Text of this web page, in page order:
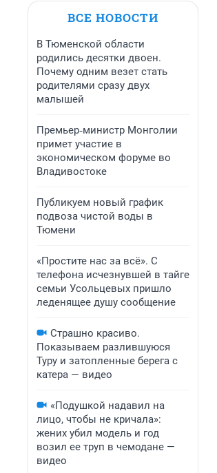
ВСЕ НОВОСТИ
В Тюменской области
родились десятки двоен.
Почему одним везет стать
родителями сразу двух
малышей
Премьер‑министр Монголии
примет участие в
экономическом форуме во
Владивостоке
Публикуем новый график
подвоза чистой воды в
Тюмени
«Простите нас за всё». С
телефона исчезнувшей в тайге
семьи Усольцевых пришло
леденящее душу сообщение
Страшно красиво.
Показываем разлившуюся
Туру и затопленные берега с
катера — видео
«Подушкой надавил на
лицо, чтобы не кричала»:
жених убил модель и год
возил ее труп в чемодане —
видео